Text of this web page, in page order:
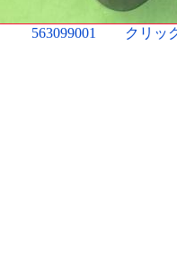
563099001 クリッ